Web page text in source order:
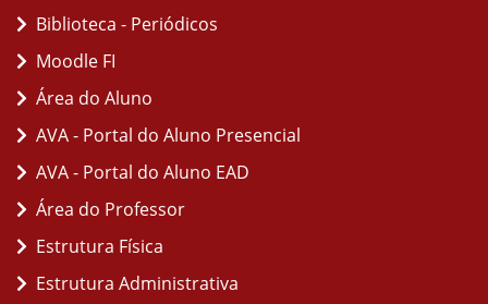
Biblioteca - Periódicos
Moodle FI
Área do Aluno
AVA - Portal do Aluno Presencial
AVA - Portal do Aluno EAD
Área do Professor
Estrutura Física
Estrutura Administrativa